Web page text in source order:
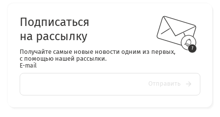
Подписаться
на рассылку
Получайте самые новые новости одним из первых,
с помощью нашей рассылки.
E-mail
Отправить